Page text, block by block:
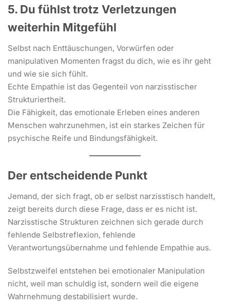
5. Du fühlst trotz Verletzungen
weiterhin Mitgefühl
Selbst nach Enttäuschungen, Vorwürfen oder
manipulativen Momenten fragst du dich, wie es ihr geht
und wie sie sich fühlt.
Echte Empathie ist das Gegenteil von narzisstischer
Strukturiertheit.
Die Fähigkeit, das emotionale Erleben eines anderen
Menschen wahrzunehmen, ist ein starkes Zeichen für
psychische Reife und Bindungsfähigkeit.
Der entscheidende Punkt
Jemand, der sich fragt, ob er selbst narzisstisch handelt,
zeigt bereits durch diese Frage, dass er es nicht ist.
Narzisstische Strukturen zeichnen sich gerade durch
fehlende Selbstreflexion, fehlende
Verantwortungsübernahme und fehlende Empathie aus.
Selbstzweifel entstehen bei emotionaler Manipulation
nicht, weil man schuldig ist, sondern weil die eigene
Wahrnehmung destabilisiert wurde.